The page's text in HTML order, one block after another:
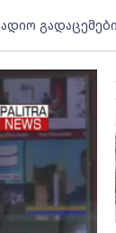
გადაცემები